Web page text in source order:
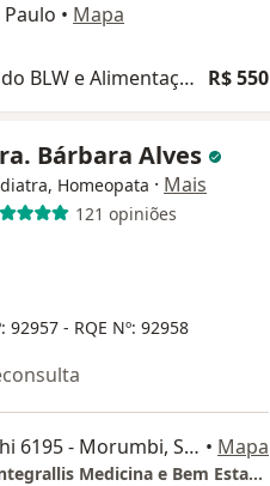
Paulo • Mapa
Acompanhamento do BLW e Alimentação participativa R$ 550
Bárbara Alves
Homeopata · Mais
121 opiniões
92957 - RQE Nº: 92958
Av. Giovanni Gronchi 6195 - Morumbi, São Paulo • Mapa
Dra Bárbara Alves - Integrallis Medicina e Bem Estar - sala 602